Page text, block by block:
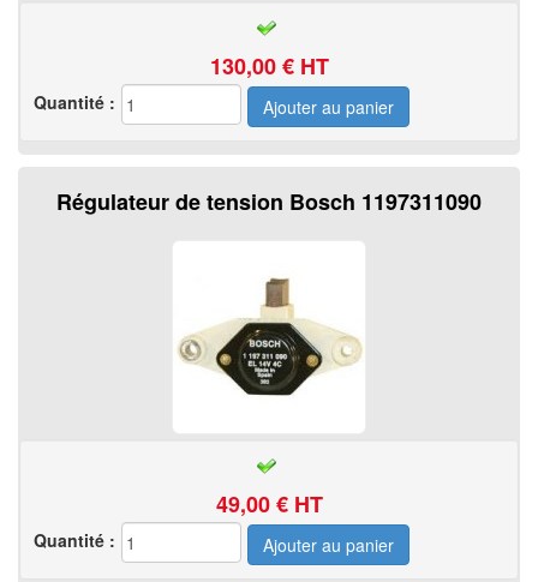
130,00€ HT
Quantité :
Régulateur de tension Bosch 1197311090
49,00€ HT
Quantité :